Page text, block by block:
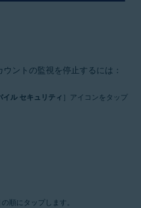
ントの監視を停止するには：
イル セキュリティ ］アイコンをタップ
の順にタップします。